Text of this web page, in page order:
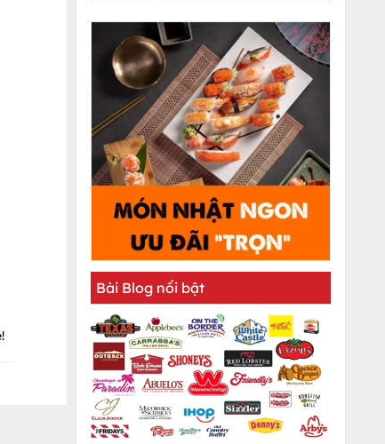
Bài Blog nổi bật